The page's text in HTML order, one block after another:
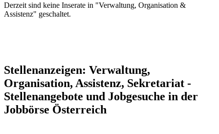
Derzeit sind keine Inserate in "Verwaltung, Organisation &
Assistenz" geschaltet.
Stellenanzeigen: Verwaltung,
Organisation, Assistenz, Sekretariat -
Stellenangebote und Jobgesuche in der
Jobbörse Österreich